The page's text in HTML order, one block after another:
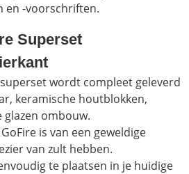
en -voorschriften.
Superset
wordt compleet geleverd
keramische houtblokken,
glazen ombouw.
is van een geweldige
van zult hebben.
te plaatsen in je huidige